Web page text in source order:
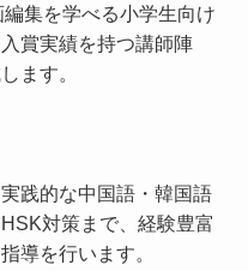
集を学べる小学生向け
賞実績を持つ講師陣
ます。
践的な中国語・韓国語
対策まで、経験豊富
導を行います。